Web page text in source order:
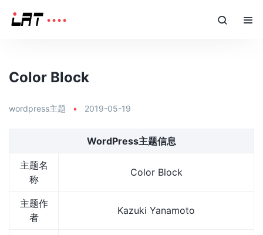
Color Block
wordpress主题 • 2019-05-19
WordPress主题信息
主题名
称
Color Block
主题作
者
Kazuki Yanamoto